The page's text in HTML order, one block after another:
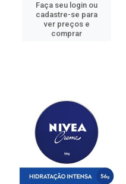
Faça seu login ou
cadastre-se para
ver preços e
comprar